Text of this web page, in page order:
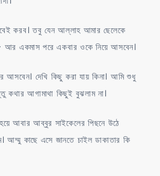
করব। তবু যেন আল্লাহ আমার ছেলেকে
আর একমাস পরে একবার ওকে নিয়ে আসবেন।
দেখি কিছু করা যায় কিনা। আমি শুধু
কথার আগামাথা কিছুই বুঝলাম না।
আবার আব্বুর সাইকেলের পিছনে উঠে
আম্মু কাছে এসে জানতে চাইল ডাকাতার কি